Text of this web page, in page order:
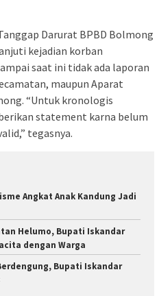
Darurat BPBD Bolmong
kejadian korban
saat ini tidak ada laporan
maupun Aparat
“Untuk kronologis
statement karna belum
tegasnya.
Angkat Anak Kandung Jadi
Helumo, Bupati Iskandar
dengan Warga
Bupati Iskandar